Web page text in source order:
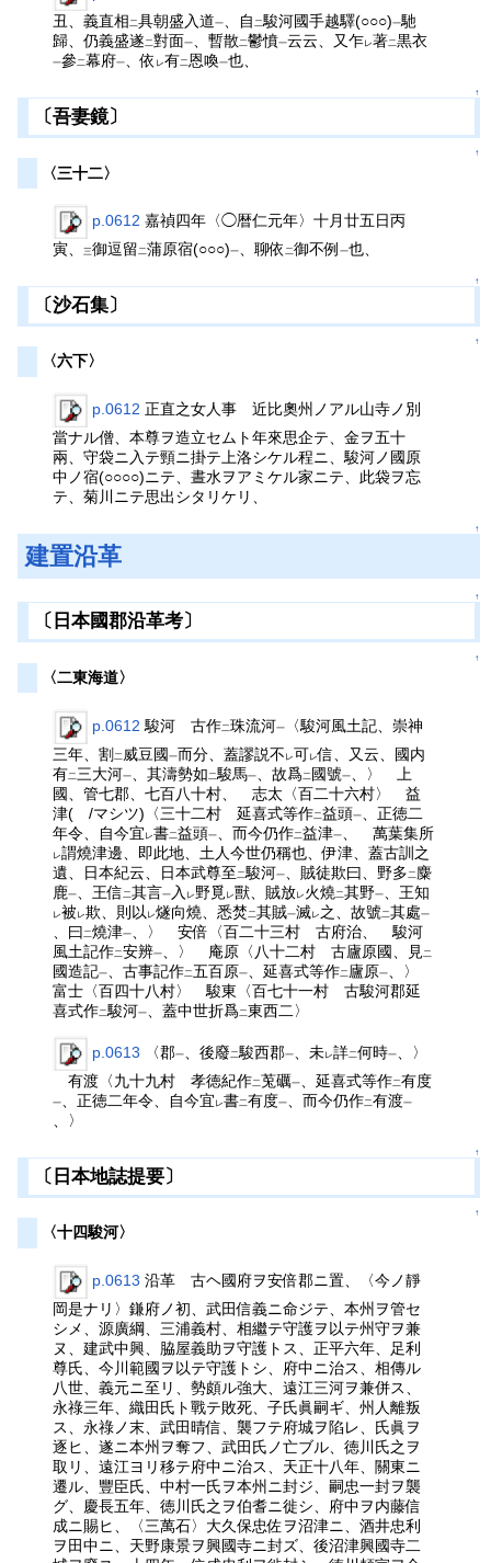
丑、義直相二具朝盛入道一、自二駿河國手越驛(○○○)一馳
歸、仍義盛遂二對面一、暫散二鬱憤一云云、又乍レ著二黒衣
一參二幕府一、依 レ有二恩喚一也、
↑
〔吾妻鏡〕
↑
〈三十二〉
p.0612 嘉禎四年〈◯暦仁元年〉十月廿五日丙
寅、三御逗留二蒲原宿(○○○)一、聊依二御不例一也、
↑
〔沙石集〕
↑
〈六下〉
p.0612 正直之女人事 近比奧州ノアル山寺ノ別
當ナル僧、本尊ヲ造立セムト年來思企テ、金ヲ五十
兩、守袋ニ入テ頸ニ掛テ上洛シケル程ニ、駿河ノ國原
中ノ宿(○○○○)ニテ、晝水ヲアミケル家ニテ、此袋ヲ忘
テ、菊川ニテ思出シタリケリ、
↑
建置沿革
↑
〔日本國郡沿革考〕
↑
〈二東海道〉
p.0612 駿河 古作二珠流河一
〈駿河風土記、崇神
三年、割 二 威豆國一而分、蓋謬説不 レ可レ信、又云、國内
有二 三大河一 、其濤勢如 二駿馬一 、故爲二 國號一
、〉 上
國、管七郡、七百八十村、 志太〈百二十六村〉 益
津( /マシツ)〈三十二村 延喜式等作二益頭一
、正徳二
年令、自今宜 レ書二益頭一 、而今仍作二益津一 、 萬葉集所
レ謂燒津邊、即此地、土人今世仍稱也、伊津、蓋古訓之
遺、日本紀云、日本武尊至 二駿河一 、賊徒欺曰、野多 二 麋
鹿一 、王信 二其言一 入 レ 野覓 レ獸、賊放レ 火燒 二其野一 、王知
レ被 レ欺、則以 レ燧向燒、悉焚 二其賊一滅レ 之、故號 二其處一
、曰 二燒津一
、〉 安倍〈百二十三村 古府治、 駿河
風土記作二安辨一 、〉 庵原〈八十二村 古廬原國、見 二
國造記一 、古事記作二五百原一 、延喜式等作二 廬原一
、〉
富士〈百四十八村〉 駿東〈百七十一村 古駿河郡延
喜式作二駿河一 、蓋中世折爲二東西二〉
p.0613 〈郡一 、後廢二駿西郡一 、未レ詳二何時一
、〉
有渡〈九十九村 孝徳紀作二莵礪一 、延喜式等作二有度
一 、正徳二年令、自今宜 レ書二有度一 、而今仍作二有渡一
、〉
↑
〔日本地誌提要〕
↑
〈十四駿河〉
p.0613 沿革 古ヘ國府ヲ安倍郡ニ置、〈今ノ靜
岡是ナリ〉鎌府ノ初、武田信義ニ命ジテ、本州ヲ管セ
シメ、源廣綱、三浦義村、相繼テ守護ヲ以テ州守ヲ兼
ヌ、建武中興、脇屋義助ヲ守護トス、正平六年、足利
尊氏、今川範國ヲ以テ守護トシ、府中ニ治ス、相傳ル
八世、義元ニ至リ、勢頗ル強大、遠江三河ヲ兼併ス、
永祿三年、織田氏ト戰テ敗死、子氏眞嗣ギ、州人離叛
ス、永祿ノ末、武田晴信、襲フテ府城ヲ陷レ、氏眞ヲ
逐ヒ、遂ニ本州ヲ奪フ、武田氏ノ亡ブル、徳川氏之ヲ
取リ、遠江ヨリ移テ府中ニ治ス、天正十八年、關東ニ
遷ル、豐臣氏、中村一氏ヲ本州ニ封ジ、嗣忠一封ヲ襲
グ、慶長五年、徳川氏之ヲ伯耆ニ徙シ、府中ヲ内藤信
成ニ賜ヒ、〈三萬石〉大久保忠佐ヲ沼津ニ、酒井忠利
ヲ田中ニ、天野康景ヲ興國寺ニ封ズ、後沼津興國寺二